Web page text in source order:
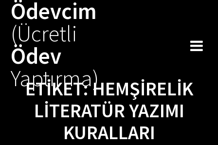
Ödevcim
(Ücretli
Ödev
Yaptırma)
ETIKET:HEMŞIRELIK
LITERATÜR YAZIMI
KURALLARI